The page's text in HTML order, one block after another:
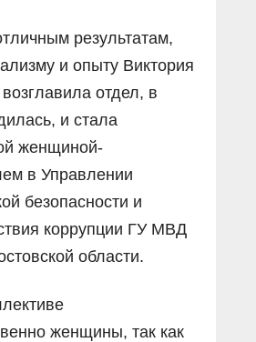
результатам,
и опыту Виктория
отдел, в
и стала
женщиной-
в Управлении
безопасности и
коррупции ГУ МВД
области.
женщины, так как